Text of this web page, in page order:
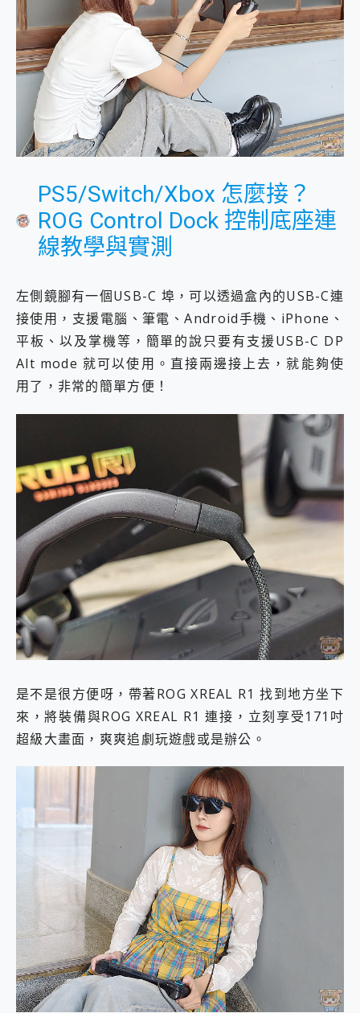
PS5/Switch/Xbox 怎麼接？
ROG Control Dock 控制底座連
線教學與實測
左側鏡腳有一個USB-C 埠，可以透過盒內的USB-C連
接使用，支援電腦、筆電、Android手機、iPhone、
平板、以及掌機等，簡單的說只要有支援USB-C DP
Alt mode 就可以使用。直接兩邊接上去，就能夠使
用了，非常的簡單方便！
是不是很方便呀，帶著ROG XREAL R1 找到地方坐下
來，將裝備與ROG XREAL R1 連接，立刻享受171吋
超級大畫面，爽爽追劇玩遊戲或是辦公。